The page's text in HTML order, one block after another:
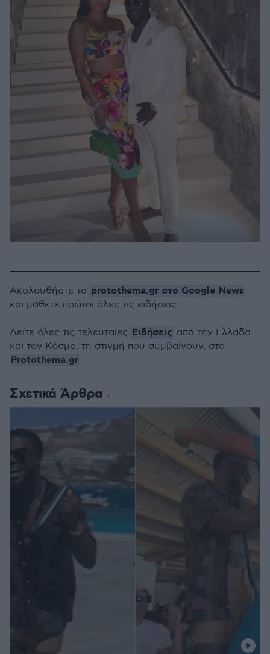
Σχετικά Άρθρα
Ακολουθήστε το protothema.gr στο Google News
και μάθετε πρώτοι όλες τις ειδήσεις
Δείτε όλες τις τελευταίες Ειδήσεις από την Ελλάδα
και τον Κόσμο, τη στιγμή που συμβαίνουν, στο
Protothema.gr